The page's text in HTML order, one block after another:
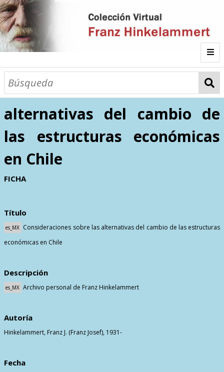
Inicio
Autor
Galería
Contactos
Consideraciones sobre las
alternativas del cambio de
las estructuras económicas
en Chile
FICHA
Título
es_MX Consideraciones sobre las alternativas del cambio de las estructuras
económicas en Chile
Descripción
es_MX Archivo personal de Franz Hinkelammert
Autoría
Hinkelammert, Franz J. (Franz Josef), 1931-
Fecha